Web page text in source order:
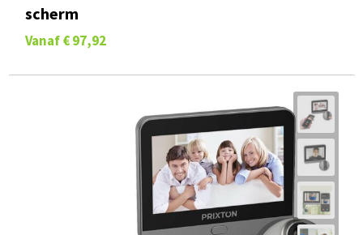
scherm
Vanaf € 97,92